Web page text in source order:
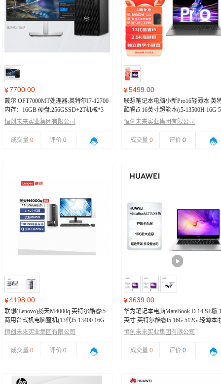
¥7700.00
戴尔 OPT7000MT处理器:英特尔I7-12700
内存：16GB 硬盘:256GSSD+2T机械*3
显卡：GT720 2G独立显卡 显示器：22寸
恒创未来实业集团有限公司
成交量 0 评价 0
¥5499.00
联想笔记本电脑小新Pro16轻薄本 英
酷睿i5 16英寸超能本(i5-13500H 16G
2.5K高刷屏)灰
恒创未来实业集团有限公司
成交量 0 评价 0
¥4198.00
联想(Lenovo)扬天M4000q 英特尔酷睿i5
商用台式机电脑整机(13代i5-13400 16G
1TB SSD)23英寸
恒创未来实业集团有限公司
成交量 0 评价 0
¥3639.00
华为笔记本电脑MateBook D 14 SE版
英寸 英特尔酷睿i5 16G 512G 轻薄本/
眼全面屏/手机互联 皓月银
恒创未来实业集团有限公司
成交量 0 评价 0